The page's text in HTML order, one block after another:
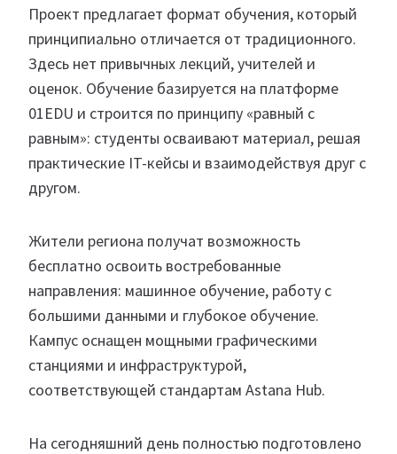
Проект предлагает формат обучения, который
принципиально отличается от традиционного.
Здесь нет привычных лекций, учителей и
оценок. Обучение базируется на платформе
01EDU и строится по принципу «равный с
равным»: студенты осваивают материал, решая
практические IT-кейсы и взаимодействуя друг с
другом.
Жители региона получат возможность
бесплатно освоить востребованные
направления: машинное обучение, работу с
большими данными и глубокое обучение.
Кампус оснащен мощными графическими
станциями и инфраструктурой,
соответствующей стандартам Astana Hub.
На сегодняшний день полностью подготовлено